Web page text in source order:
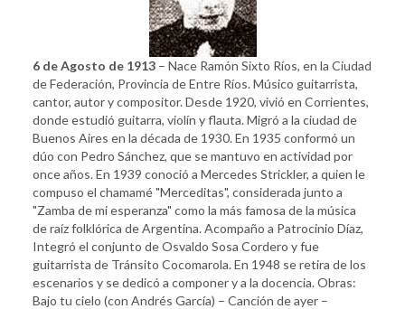
6 de Agosto de 1913 – Nace Ramón Sixto Ríos, en la Ciudad
de Federación, Provincia de Entre Ríos. Músico guitarrista,
cantor, autor y compositor. Desde 1920, vivió en Corrientes,
donde estudió guitarra, violín y flauta. Migró a la ciudad de
Buenos Aires en la década de 1930. En 1935 conformó un
dúo con Pedro Sánchez, que se mantuvo en actividad por
once años. En 1939 conoció a Mercedes Strickler, a quien le
compuso el chamamé "Merceditas", considerada junto a
"Zamba de mi esperanza" como la más famosa de la música
de raíz folklórica de Argentina. Acompaño a Patrocinio Díaz,
Integró el conjunto de Osvaldo Sosa Cordero y fue
guitarrista de Tránsito Cocomarola. En 1948 se retira de los
escenarios y se dedicó a componer y a la docencia. Obras:
Bajo tu cielo (con Andrés García) – Canción de ayer –